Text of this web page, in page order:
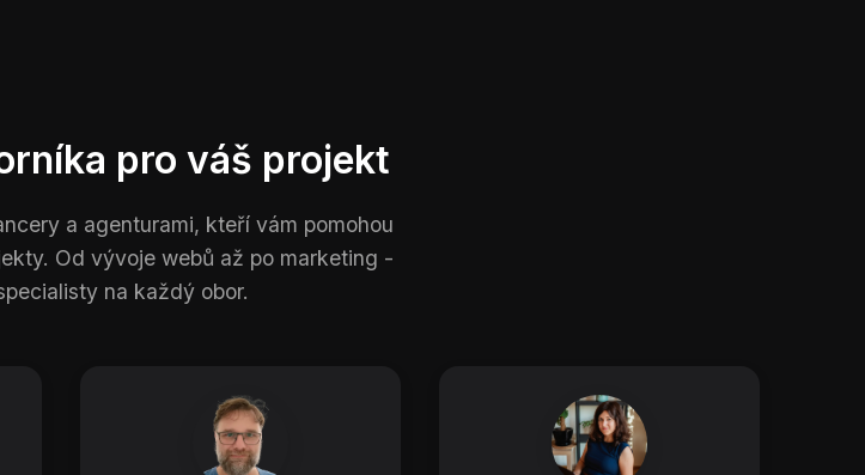
pro váš projekt
a agenturami, kteří vám pomohou
Od vývoje webů až po marketing -
na každý obor.